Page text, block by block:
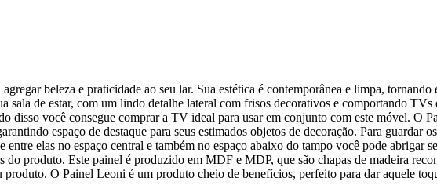
beleza e praticidade ao seu lar. Sua estética é contemporânea e limpa,
sala de estar, com um lindo detalhe lateral com frisos decorativos e comportando
disso você consegue comprar a TV ideal para usar em conjunto com este móvel. O
espaço de destaque para seus estimados objetos de decoração. Para guardar
elas no espaço central e também no espaço abaixo do tampo você pode abrigar
do produto. Este painel é produzido em MDF e MDP, que são chapas de madeira
produto. O Painel Leoni é um produto cheio de benefícios, perfeito para dar aquele